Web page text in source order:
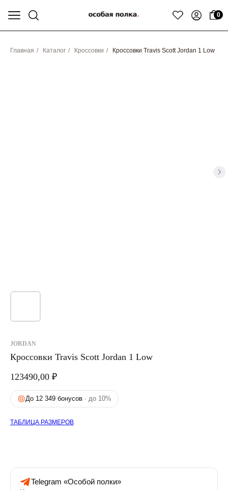
0
Главная / Каталог / Кроссовки / Кроссовки Travis Scott Jordan 1 Low
Кроссовки Travis Scott Jordan 1 Low
JORDAN
123490,00 ₽
До 12 349 бонусов · до 10%
ТАБЛИЦА РАЗМЕРОВ
Telegram «Особой полки»